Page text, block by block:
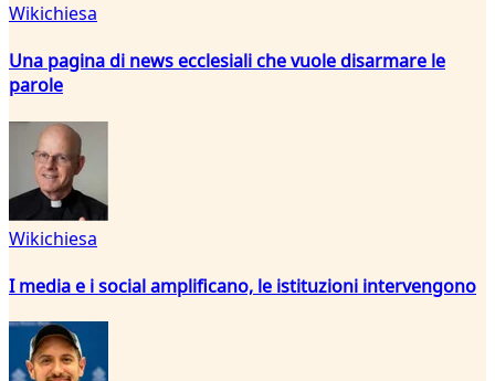
Wikichiesa
Una pagina di news ecclesiali che vuole disarmare le
parole
Wikichiesa
I media e i social amplificano, le istituzioni intervengono